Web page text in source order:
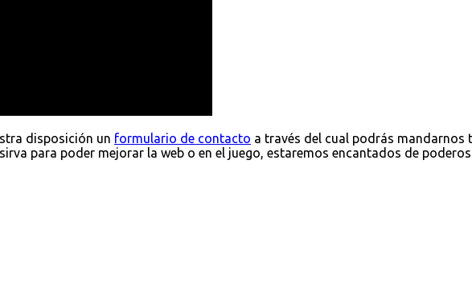
disposición un formulario de contacto a través del cual podrás mandarnos
para poder mejorar la web o en el juego, estaremos encantados de